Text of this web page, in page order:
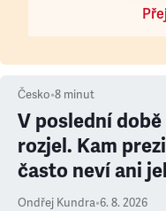
Česko•8 minut
V poslední
rozjel. Kam
často neví ani
Ondřej Kundra•6. 8. 2026